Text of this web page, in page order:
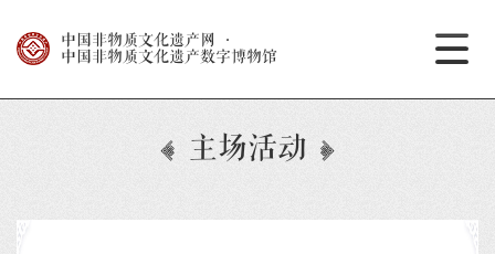
中国非物质文化遗产网
·
中国非物质文化遗产数字博物馆
主场活动